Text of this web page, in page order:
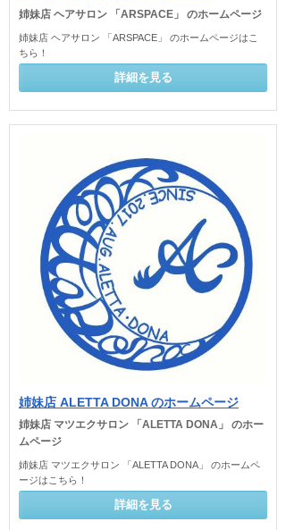
姉妹店 ヘアサロン 「ARSPACE」 のホームページ
姉妹店 ヘアサロン 「ARSPACE」 のホームページはこ
ちら！
詳細を見る
姉妹店 ALETTA DONA のホームページ
姉妹店 マツエクサロン 「ALETTA DONA」 のホー
ムページ
姉妹店 マツエクサロン 「ALETTA DONA」 のホームペ
ージはこちら！
詳細を見る